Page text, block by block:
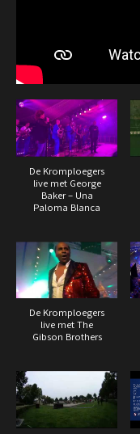
De Kromploegers
live met George
Baker – Una
Paloma Blanca
De Kromploegers
live met The
Gibson Brothers